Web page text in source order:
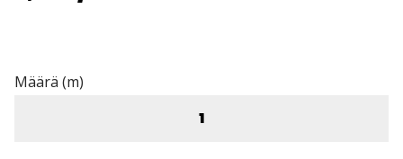
Määrä (m)